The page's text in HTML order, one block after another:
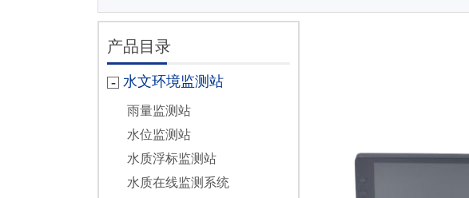
产品目录
水文环境监测站
雨量监测站
水位监测站
水质浮标监测站
水质在线监测系统